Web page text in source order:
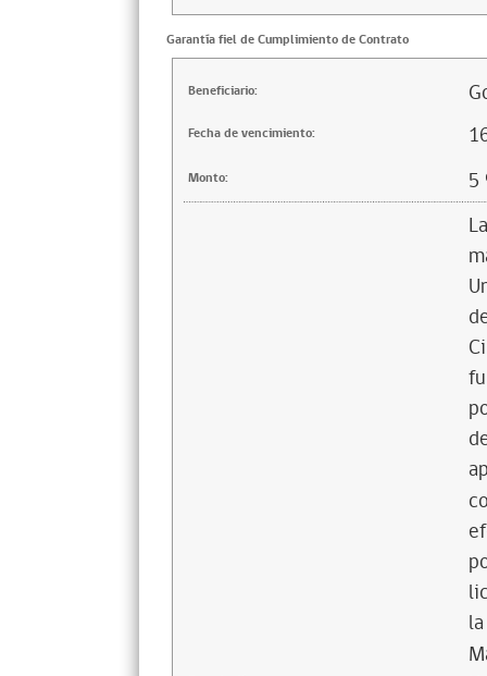
Garantía fiel de Cumplimiento de Contrato
Beneficiario:
Fecha de vencimiento:
Monto: 5